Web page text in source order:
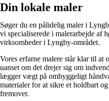
Din lokale maler
Søger du en pålidelig maler i
vi specialiserede i malerarbejde af
virksomheder i Lyngby-området.
Vores erfarne malere står klar til at
uanset om det drejer sig om
lægger vægt på omhyggeligt
materialer for at sikre et holdbart
fremover.